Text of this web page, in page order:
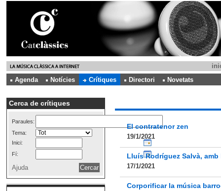
Agenda
Notícies Crítiques Directori Novetats
Cerca de crítiques
Paraules:
Tema:
Inici:
Fí:
Ajuda
El contratenor zen
19/1/2021
Lluís Rodríguez Salvà,
17/1/2021
Corporificar la música